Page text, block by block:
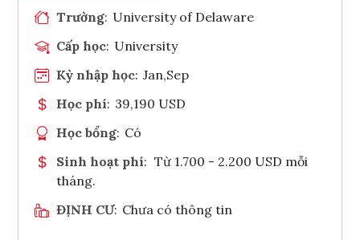
Trường: University of Delaware
Cấp học: University
Kỳ nhập học: Jan,Sep
Học phí: 39,190 USD
Học bổng: Có
Sinh hoạt phí: Từ 1.700 - 2.200 USD mỗi
tháng.
ĐỊNH CƯ: Chưa có thông tin